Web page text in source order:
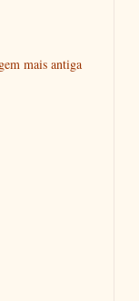
mais antiga